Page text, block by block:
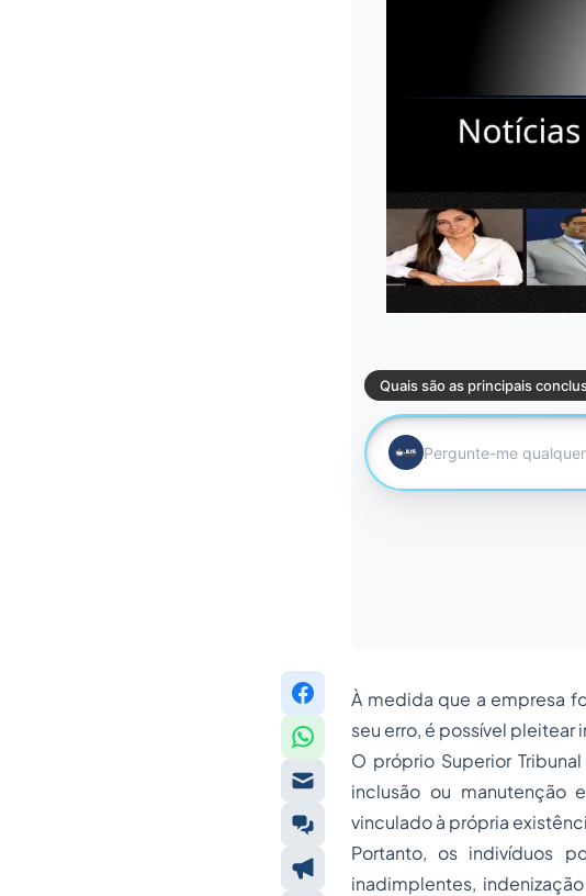
À medida que a empresa
seu erro, é possível pleitear
O próprio Superior
inclusão ou manutenção
vinculado à própria
Portanto, os indivíduos
inadimplentes,